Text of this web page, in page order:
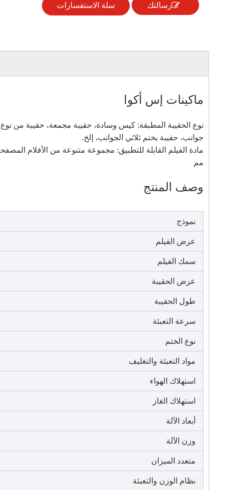
رسالتك سلة الاستفسارات
ماكينات إس أكوا
نوع الحقيبة المطبقة: كيس وسادة، حقيبة مجمعة، حقيبة من
جوانب، حقيبة بختم ثلاثي الجوانب، إلخ.
مم
وصف المنتج
نموذج
عرض الفيلم
سمك الفيلم
عرض الحقيبة
طول الحقيبة
سرعة التعبئة
نوع الختم
مواد التعبئة والتغليف
استهلاك الهواء
استهلاك الغاز
أبعاد الآلة
وزن الآلة
متعدد الميزان
نظام الوزن والتعبئة